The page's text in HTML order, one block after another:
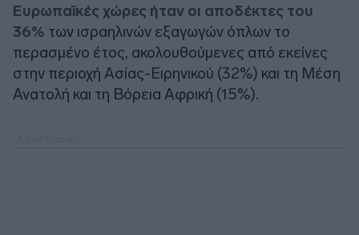
Ευρωπαϊκές χώρες ήταν οι αποδέκτες του
36% των ισραηλινών εξαγωγών όπλων το
περασμένο έτος, ακολουθούμενες από εκείνες
στην περιοχή Ασίας-Ειρηνικού (32%) και τη Μέση
Ανατολή και τη Βόρεια Αφρική (15%).